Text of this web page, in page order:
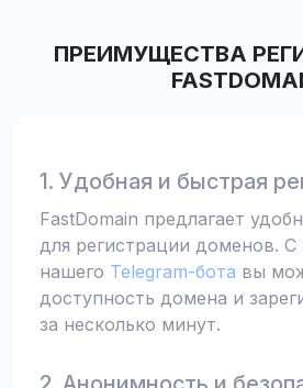
ПРЕИМУЩЕСТВА
1. Удобная и быстрая
FastDomain предлагает
для регистрации доменов.
нашего Telegram-бота вы
доступность домена и
за несколько минут.